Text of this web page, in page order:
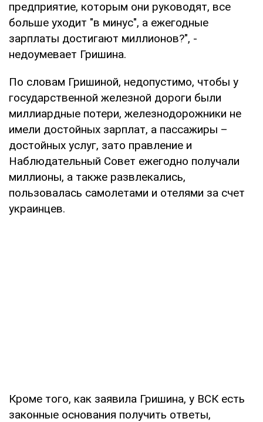
предприятие, которым они руководят, все
больше уходит "в минус", а ежегодные
зарплаты достигают миллионов?", -
недоумевает Гришина.
По словам Гришиной, недопустимо, чтобы у
государственной железной дороги были
миллиардные потери, железнодорожники не
имели достойных зарплат, а пассажиры –
достойных услуг, зато правление и
Наблюдательный Совет ежегодно получали
миллионы, а также развлекались,
пользовалась самолетами и отелями за счет
украинцев.
Кроме того, как заявила Гришина, у ВСК есть
законные основания получить ответы,